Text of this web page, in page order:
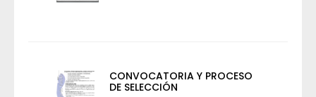
CONVOCATORIA Y PROCESO
DE SELECCIÓN